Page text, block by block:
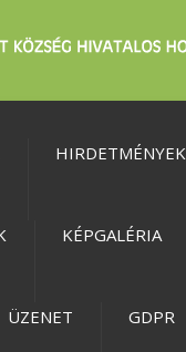
HIRDETMÉNYEK
KÉPGALÉRIA
ÜZENET GDPR